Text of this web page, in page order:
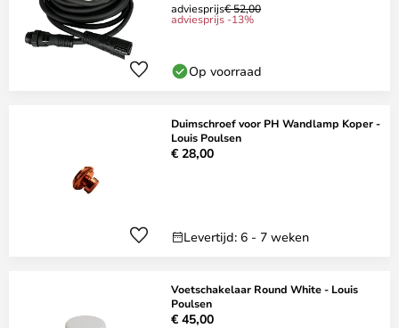
adviesprijs€ 52,00
adviesprijs -13%
Op voorraad
Duimschroef voor PH Wandlamp Koper -
Louis Poulsen
€ 28,00
Levertijd: 6 - 7 weken
Voetschakelaar Round White - Louis
Poulsen
€ 45,00